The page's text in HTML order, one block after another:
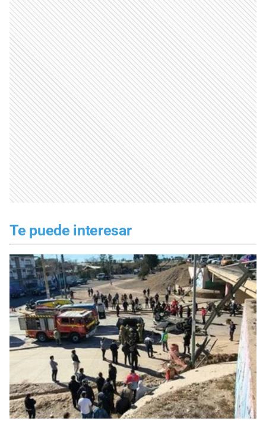
Te puede interesar